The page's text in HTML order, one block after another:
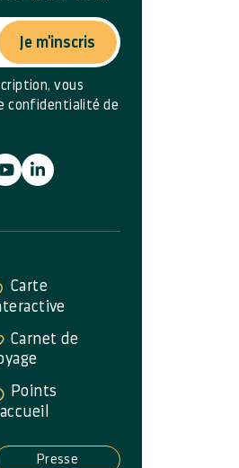
vous
confidentialité de
Je m'inscris
Carte
Carnet de
Points
Presse